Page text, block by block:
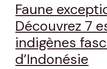
Faune
Découvrez 7
indigènes
d’Indonésie